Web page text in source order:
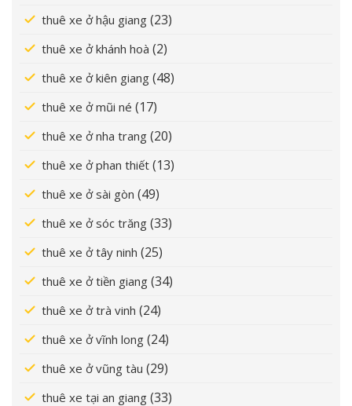
thuê xe ở hậu giang (23)
thuê xe ở khánh hoà (2)
thuê xe ở kiên giang (48)
thuê xe ở mũi né (17)
thuê xe ở nha trang (20)
thuê xe ở phan thiết (13)
thuê xe ở sài gòn (49)
thuê xe ở sóc trăng (33)
thuê xe ở tây ninh (25)
thuê xe ở tiền giang (34)
thuê xe ở trà vinh (24)
thuê xe ở vĩnh long (24)
thuê xe ở vũng tàu (29)
thuê xe tại an giang (33)